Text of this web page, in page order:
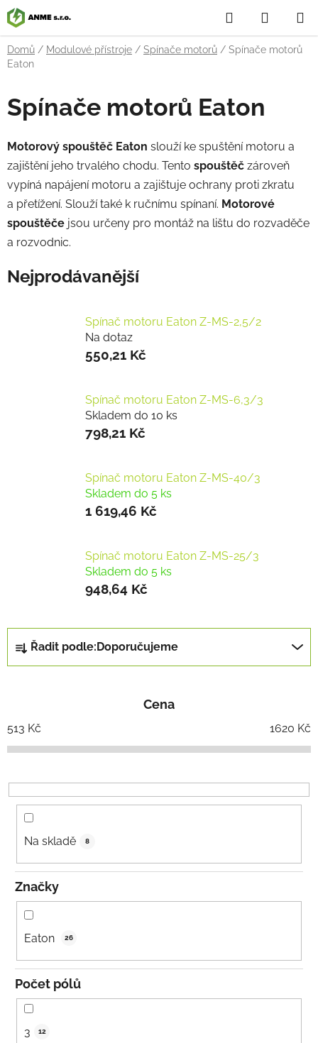
Přejít
na
obsah
Hledat
KOŠÍK
Domů / Modulové přístroje / Spínače motorů / Spínače motorů
Eaton
Spínače motorů Eaton
Motorový spouštěč Eaton slouží ke spuštění motoru a
zajištění jeho trvalého chodu. Tento spouštěč zároveň
vypíná napájení motoru a zajištuje ochrany proti zkratu
a přetížení. Slouží také k ručnímu spínaní. Motorové
spouštěče jsou určeny pro montáž na lištu do rozvaděče
a rozvodnic.
Nejprodávanější
Spínač motoru Eaton Z-MS-2,5/2
Na dotaz
550,21 Kč
Spínač motoru Eaton Z-MS-6,3/3
Skladem do 10 ks
798,21 Kč
Spínač motoru Eaton Z-MS-40/3
Skladem do 5 ks
1 619,46 Kč
Spínač motoru Eaton Z-MS-25/3
Skladem do 5 ks
948,64 Kč
a
z
í
p
o
d
ů
Řadit podle: Doporučujeme
Cena
513 Kč 1620 Kč
Na skladě 8
Značky
Eaton 26
Počet pólů
3 12